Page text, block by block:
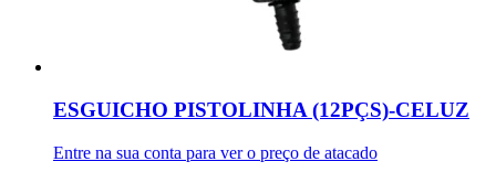
ESGUICHO PISTOLINHA (12PÇS)-CELUZ
Entre na sua conta para ver o preço de atacado